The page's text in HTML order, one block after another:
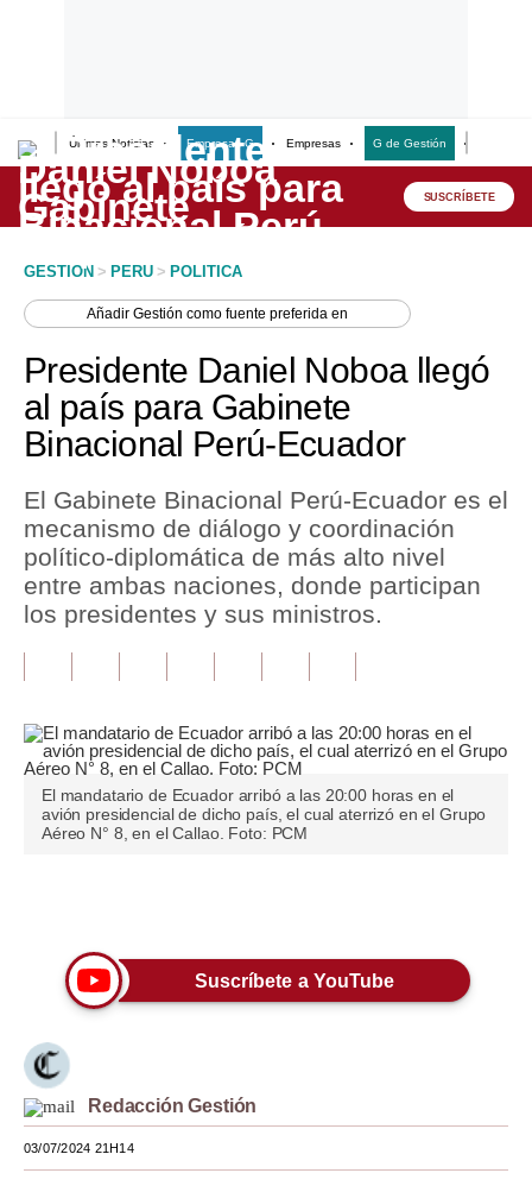
Últimas Noticias Empresas G Empresas G de Gestión
Lo último
Peru Quiosco
Economía
Mercados
Política
Tu Dinero
Finanzas Personales
Opinión
Editorial
Tendencias
Lujo
Viajes
Moda
Estilos
SUSCRÍBETE
GESTION > PERU > POLITICA
AñadirGestión como fuente preferida en
Presidente Daniel Noboa llegó
al país para Gabinete
Binacional Perú-Ecuador
El Gabinete Binacional Perú-Ecuador es el
mecanismo de diálogo y coordinación
político-diplomática de más alto nivel
entre ambas naciones, donde participan
los presidentes y sus ministros.
El mandatario de Ecuador arribó a las 20:00 horas en el
avión presidencial de dicho país, el cual aterrizó en el Grupo
Aéreo N° 8, en el Callao. Foto: PCM
Suscríbete a YouTube
Redacción Gestión
03/07/2024 21H14